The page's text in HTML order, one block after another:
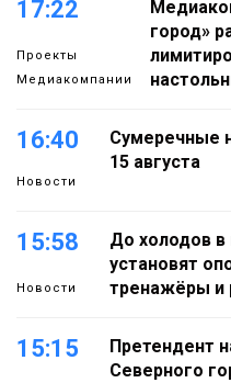
17:22
Проекты
Медиакомпании
город»
16:40
Новости
Сумеречные
15 августа
15:58
Новости
До холодов в
установят
тренажёры и
15:15
Претендент
Северного